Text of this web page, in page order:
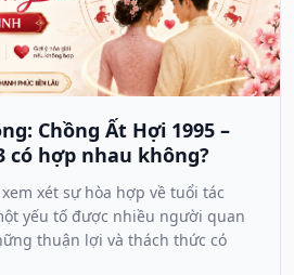
Chồng Ất Hợi 1995 –
có hợp nhau không?
xét sự hòa hợp về tuổi tác
yếu tố được nhiều người quan
thuận lợi và thách thức có